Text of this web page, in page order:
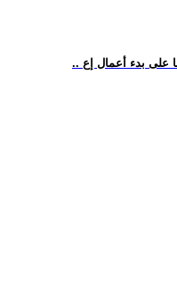
على بدء أعمال إع